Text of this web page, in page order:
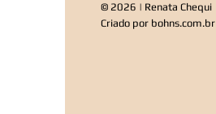
© 2026 | Renata Chequi
Criado por bohns.com.br